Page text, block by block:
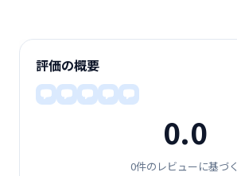
評価の概要
0.0
0件のレビューに基づく